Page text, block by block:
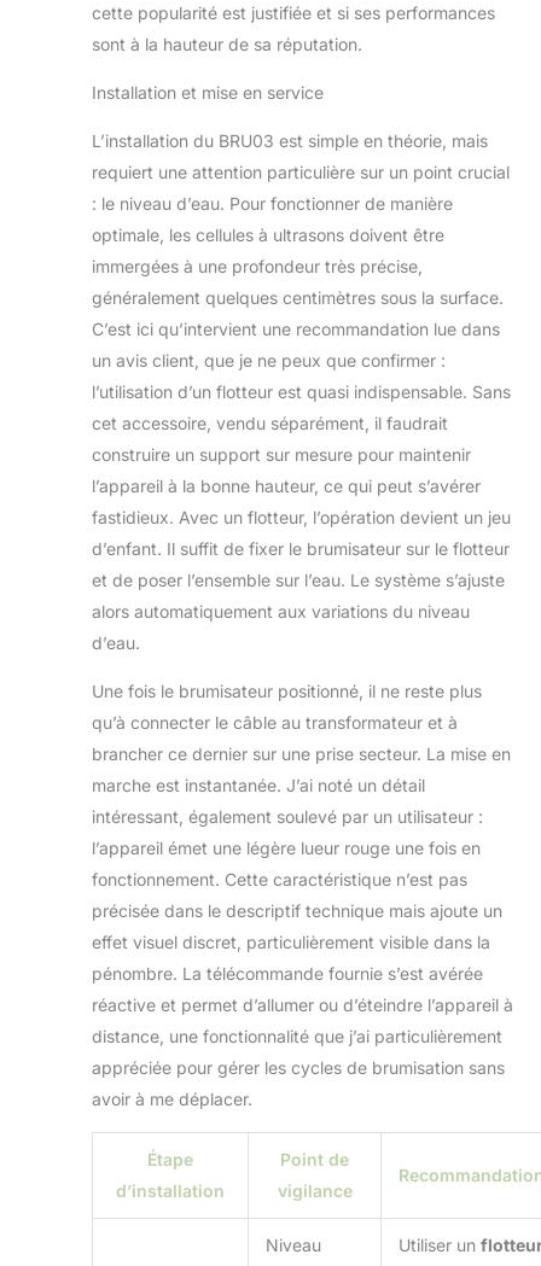
TECHNOLOGIE
ULTRASONIQUE
PERFORMANCE –
oscillations
électriques à très
(3× la vitesse du
son) pour une
brumisation
silencieuse et
énergie ; compatible
avec un flotteur
pour couvrir de plus
grandes surfaces.
INSTALLATION
SIMPLE ET
UTILISATION
OPTIMISÉE – Boîtier
en acier inoxydable
robuste, poids net
2,08 kg. Pour
préserver les
à un
programmateur sur
cycles intermittents
ON/OFF et utilisez
de l'eau douce ou
déminéralisée.
cette popularité est justifiée et si ses performances
sont à la hauteur de sa réputation.
Installation et mise en service
L’installation du BRU03 est simple en théorie, mais
requiert une attention particulière sur un point crucial
: le niveau d’eau. Pour fonctionner de manière
optimale, les cellules à ultrasons doivent être
immergées à une profondeur très précise,
généralement quelques centimètres sous la surface.
C’est ici qu’intervient une recommandation lue dans
un avis client, que je ne peux que confirmer :
l’utilisation d’un flotteur est quasi indispensable. Sans
cet accessoire, vendu séparément, il faudrait
construire un support sur mesure pour maintenir
l’appareil à la bonne hauteur, ce qui peut s’avérer
fastidieux. Avec un flotteur, l’opération devient un jeu
d’enfant. Il suffit de fixer le brumisateur sur le flotteur
et de poser l’ensemble sur l’eau. Le système s’ajuste
alors automatiquement aux variations du niveau
d’eau.
Une fois le brumisateur positionné, il ne reste plus
qu’à connecter le câble au transformateur et à
brancher ce dernier sur une prise secteur. La mise en
marche est instantanée. J’ai noté un détail
intéressant, également soulevé par un utilisateur :
l’appareil émet une légère lueur rouge une fois en
fonctionnement. Cette caractéristique n’est pas
précisée dans le descriptif technique mais ajoute un
effet visuel discret, particulièrement visible dans la
pénombre. La télécommande fournie s’est avérée
réactive et permet d’allumer ou d’éteindre l’appareil à
distance, une fonctionnalité que j’ai particulièrement
appréciée pour gérer les cycles de brumisation sans
avoir à me déplacer.
Étape
d’installation
Point de
vigilance
Niveau Utiliser un